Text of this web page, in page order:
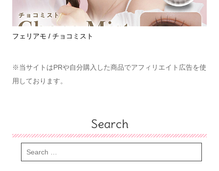
フェリアモ / チョコミスト
※当サイトはPRや自分購入した商品でアフィリエイト広告を使
用しております。
Search